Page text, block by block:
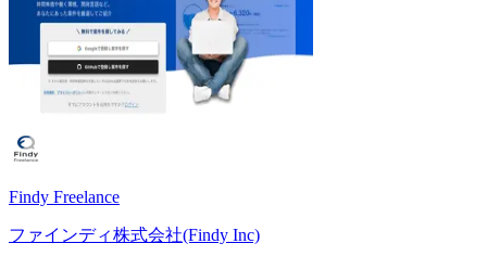
Findy Freelance
ファインディ株式会社(Findy Inc)